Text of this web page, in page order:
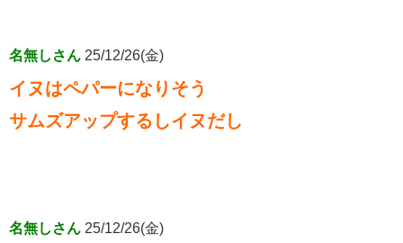
名無しさん 25/12/26(金)
イヌはペパーになりそう
サムズアップするしイヌだし
名無しさん 25/12/26(金)